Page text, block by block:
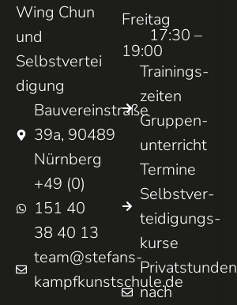
Wing Chun
und
Selbstvertei
digung
Bauvereinstraße
39a, 90489
Nürnberg
+49 (0)
151 40
38 40 13
team@stefans-
kampfkunstschule.de
Freitag
17:30 –
19:00
Trainings­
zeiten
Gruppen­
unterricht
Termine
Selbst­ver­
teidigungs­
kurse
Privatstunden
nach